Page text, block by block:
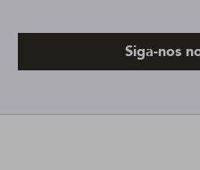
Siga-nos